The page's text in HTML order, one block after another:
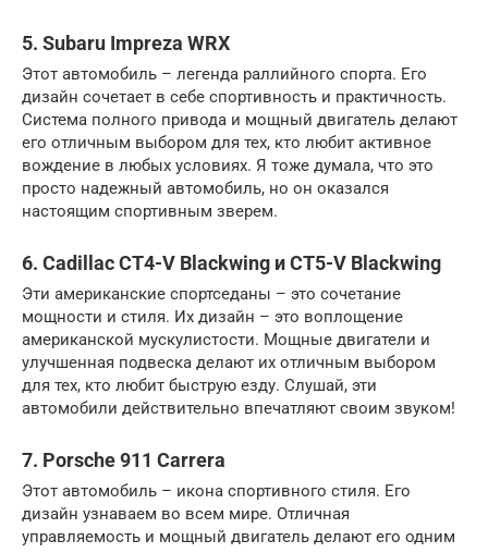
5. Subaru Impreza WRX
Этот автомобиль – легенда раллийного спорта. Его
дизайн сочетает в себе спортивность и практичность.
Система полного привода и мощный двигатель делают
его отличным выбором для тех, кто любит активное
вождение в любых условиях. Я тоже думала, что это
просто надежный автомобиль, но он оказался
настоящим спортивным зверем.
6. Cadillac CT4-V Blackwing и CT5-V Blackwing
Эти американские спортседаны – это сочетание
мощности и стиля. Их дизайн – это воплощение
американской мускулистости. Мощные двигатели и
улучшенная подвеска делают их отличным выбором
для тех, кто любит быструю езду. Слушай, эти
автомобили действительно впечатляют своим звуком!
7. Porsche 911 Carrera
Этот автомобиль – икона спортивного стиля. Его
дизайн узнаваем во всем мире. Отличная
управляемость и мощный двигатель делают его одним